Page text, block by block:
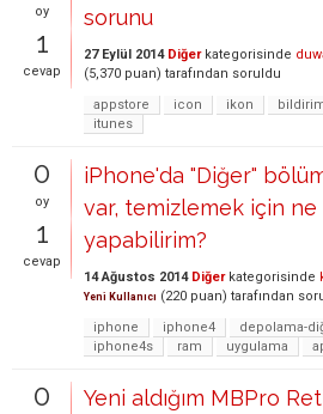
oy
1
cevap
sorunu
27 Eylül 2014 Diğerkategorisinde
(5,370 puan) tarafından soruldu
appstore
icon ikon
itunes
0
oy
1
cevap
iPhone'da "Diğer"
var, temizlemek için ne
yapabilirim?
14 Ağustos 2014 Diğerkategorisinde
Yeni Kullanıcı (220 puan) tarafından
iphone
iphone4 depolama-
iphone4s
ram uygulama
0 Yeni aldığım MBPro